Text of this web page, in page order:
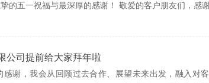
的五一祝福与最深厚的感谢！ 敬爱的客户朋友们，感
公司提前给大家拜年啦
感谢，我会从回顾过去合作、展望未来出发，融入对